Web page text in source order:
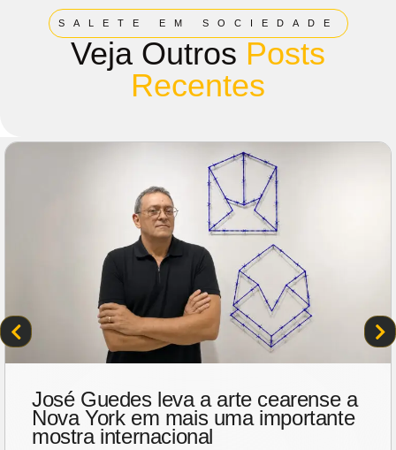
SALETE EM SOCIEDADE
Veja Outros Posts
Recentes
José Guedes leva a arte cearense a
Nova York em mais uma importante
mostra internacional